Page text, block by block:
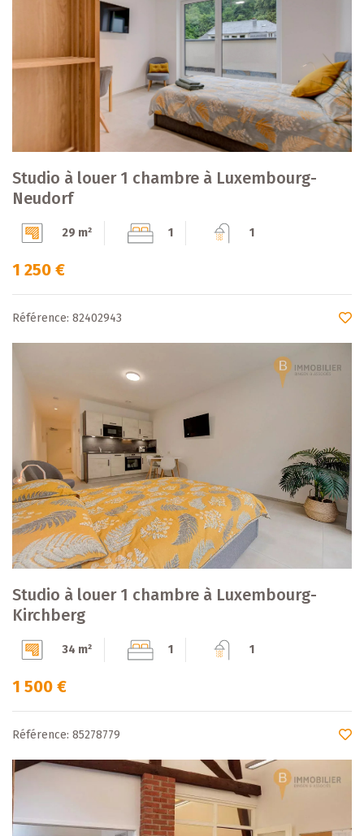
Studio à louer 1 chambre à Luxembourg-
Neudorf
29 m² 1 1
1 250 €
Référence: 82402943
Studio à louer 1 chambre à Luxembourg-
Kirchberg
34 m² 1 1
1 500 €
Référence: 85278779